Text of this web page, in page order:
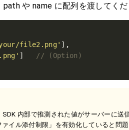
や name に配列を渡してくだ
file2.png'
]
内部で推測された値がサーバーに送
イル添付制限」を有効化していると問題